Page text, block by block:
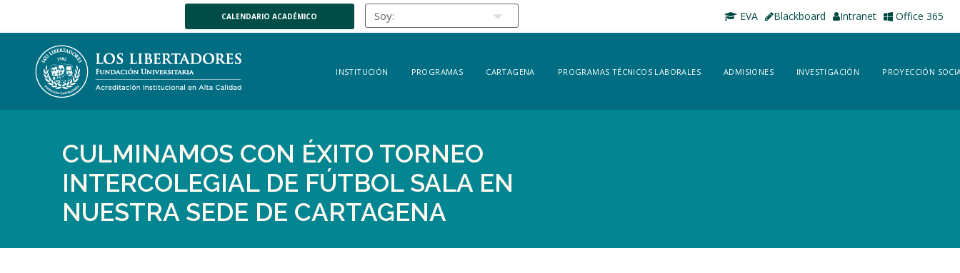
CALENDARIO ACADÉMICO EVA Blackboard Intranet Office 365
INSTITUCIÓN PROGRAMAS CARTAGENA PROGRAMAS TÉCNICOS LABORALES ADMISIONES INVESTIGACIÓN PROYECCIÓN
CULMINAMOS CON ÉXITO TORNEO
INTERCOLEGIAL DE FÚTBOL SALA EN
NUESTRA SEDE DE CARTAGENA